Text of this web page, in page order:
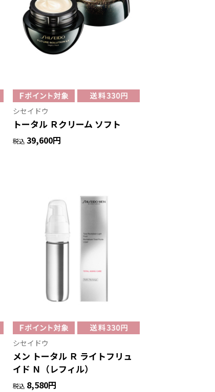
シセイドウ
トータル Ｒクリーム ソフト
税込 39,600円
シセイドウ
メン トータル Ｒ ライトフリュ
イド Ｎ（レフィル）
税込 8,580円